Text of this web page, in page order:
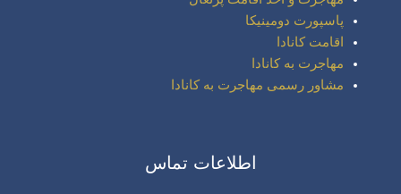
پاسپورت دومینیکا
اقامت کانادا
مهاجرت به کانادا
مشاور رسمی مهاجرت به کانادا
اطلاعات تماس